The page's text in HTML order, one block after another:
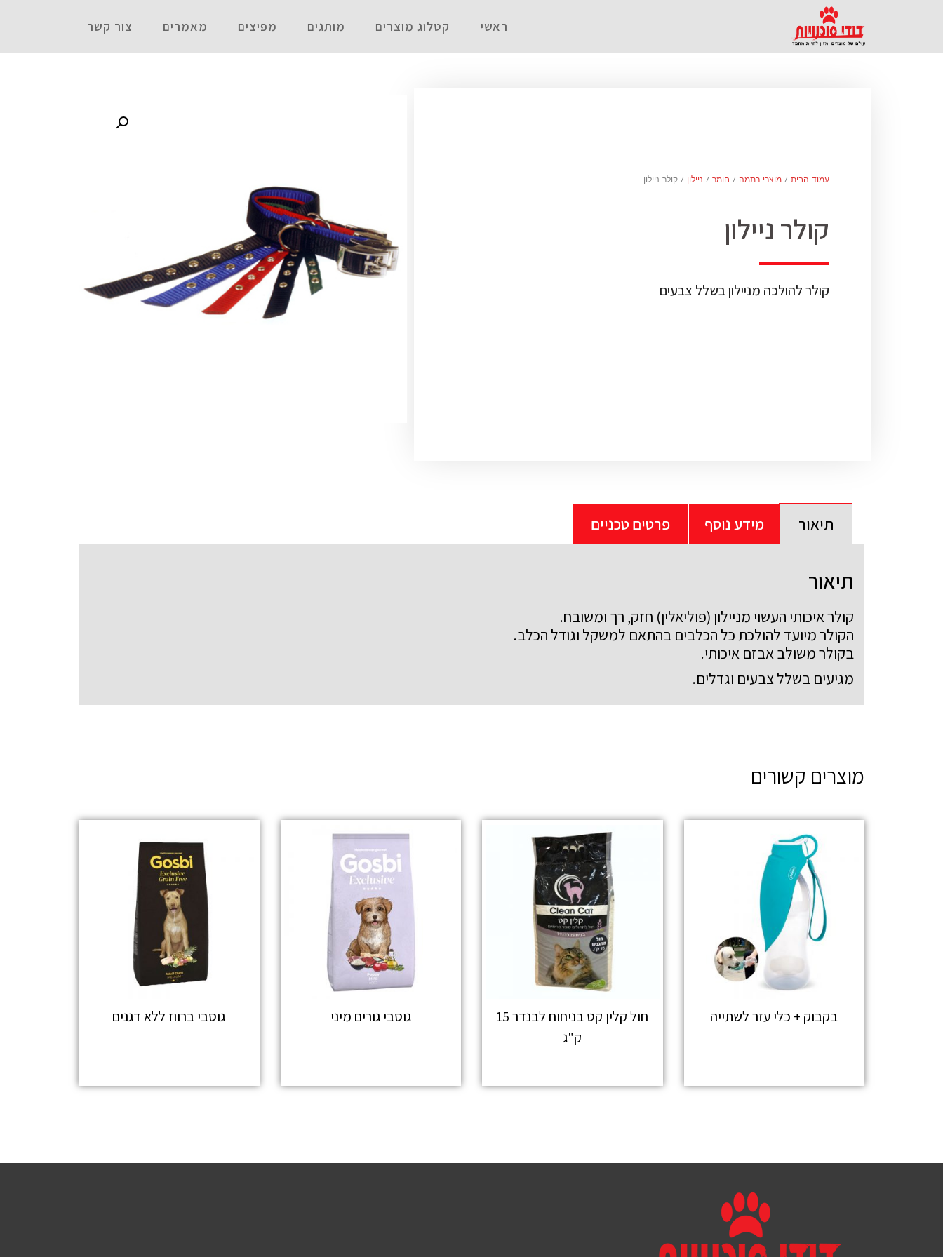
ראשי קטלוג מוצרים מותגים מפיצים מאמרים צור קשר
עמוד הבית / מוצרי רתמה / חומר / ניילון / קולר ניילון
קולר ניילון
קולר להולכה מניילון בשלל צבעים
תיאור מידע נוסף פרטים טכניים
תיאור
קולר איכותי העשוי מניילון (פוליאלין) חזק, רך ומשובח.
הקולר מיועד להולכת כל הכלבים בהתאם למשקל וגודל הכלב.
בקולר משולב אבזם איכותי.
מגיעים בשלל צבעים וגדלים.
מוצרים קשורים
בקבוק + כלי עזר לשתייה
חול קלין קט בניחוח לבנדר 15
ק"ג
גוסבי גורים מיני גוסבי ברווז ללא דגנים